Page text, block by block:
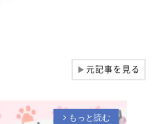
▶元記事を見る
arrow_forward_ios もっと読む